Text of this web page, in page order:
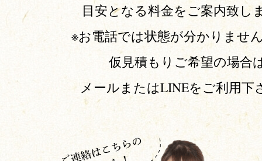
目安となる料金をご案内致し
※お電話では状態が分かりませ
仮見積もりご希望の場合
メールまたはLINEをご利用下